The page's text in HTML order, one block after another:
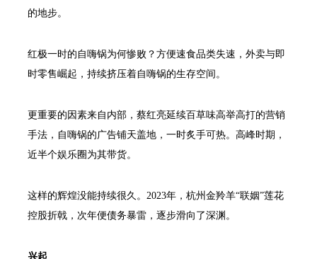
的地步。
红极一时的自嗨锅为何惨败？方便速食品类失速，外卖与即
时零售崛起，持续挤压着自嗨锅的生存空间。
更重要的因素来自内部，蔡红亮延续百草味高举高打的营销
手法，自嗨锅的广告铺天盖地，一时炙手可热。高峰时期，
近半个娱乐圈为其带货。
这样的辉煌没能持续很久。2023年，杭州金羚羊“联姻”莲花
控股折戟，次年便债务暴雷，逐步滑向了深渊。
兴起